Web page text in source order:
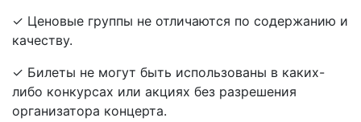
✓ Ценовые группы не отличаются по содержанию и
качеству.
✓ Билеты не могут быть использованы в каких-
либо конкурсах или акциях без разрешения
организатора концерта.